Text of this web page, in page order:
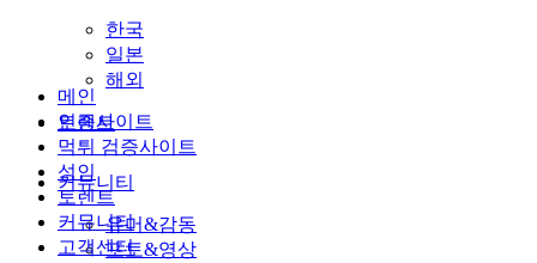
한국
일본
해외
토렌트
커뮤니티
유머&감동
포토&영상
메인
인증사이트
먹튀 검증사이트
성인
토렌트
커뮤니티
고객센터